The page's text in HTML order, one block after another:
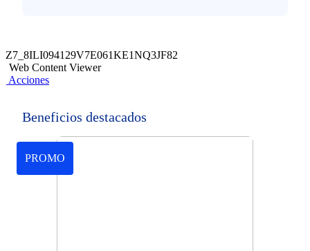
Z7_8ILI094129V7E061KE1NQ3JF82
Web Content Viewer
Acciones
Beneficios destacados
PROMO